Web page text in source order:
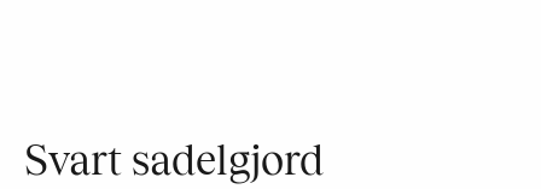
Svart sadelgjord